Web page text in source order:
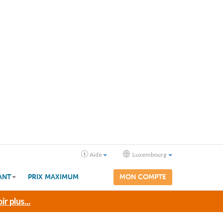
Aide Luxembourg
PRIX MAXIMUM MON COMPTE
plus...